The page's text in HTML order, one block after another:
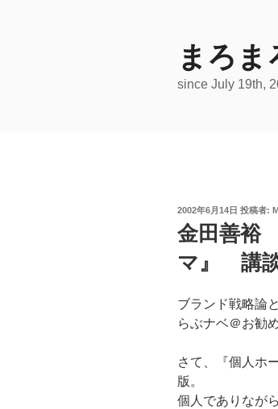
まろま
since July 19th,
投
日:
2002年6月14日 投稿者:
金田善裕
マ』 講
ブランド戦略論
らぶナベ＠お勧
さて、『個人ホ
版。
個人でありなが